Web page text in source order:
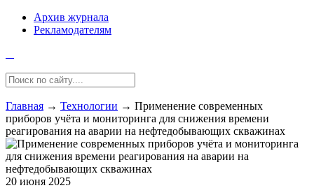
Архив журнала
Рекламодателям
Главная → Технологии → Применение современных
приборов учёта и мониторинга для снижения времени
реагирования на аварии на нефтедобывающих скважинах
20 июня 2025